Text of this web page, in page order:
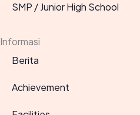
SMP / Junior High School
Informasi
Berita
Achievement